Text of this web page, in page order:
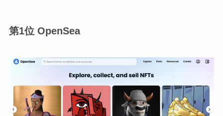
第1位 OpenSea